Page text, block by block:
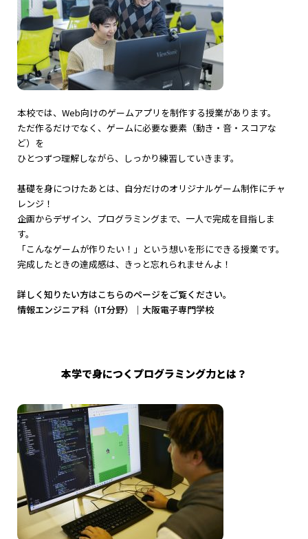
本校では、Web向けのゲームアプリを制作する授業があります。
ただ作るだけでなく、ゲームに必要な要素（動き・音・スコアな
ど）を
ひとつずつ理解しながら、しっかり練習していきます。
基礎を身につけたあとは、自分だけのオリジナルゲーム制作にチャ
レンジ！
企画からデザイン、プログラミングまで、一人で完成を目指しま
す。
「こんなゲームが作りたい！」という想いを形にできる授業です。
完成したときの達成感は、きっと忘れられませんよ！
詳しく知りたい方はこちらのページをご覧ください。
情報エンジニア科（IT分野）｜大阪電子専門学校
本学で身につくプログラミング力とは？